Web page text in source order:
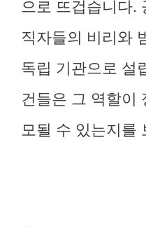
으로 뜨겁습니다.
직자들의 비리와
독립 기관으로 설
건들은 그 역할이
모될 수 있는지를